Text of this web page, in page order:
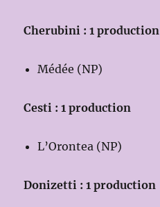
Cherubini : 1 production
Médée (NP)
Cesti : 1 production
L’Orontea (NP)
Donizetti : 1 production